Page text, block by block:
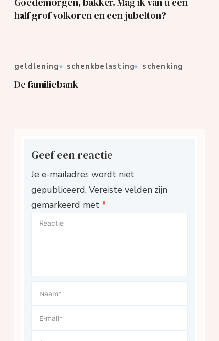
half grof volkoren en een jubelton?
geldlening schenkbelasting schenking
De familiebank
Geef een reactie
Je e-mailadres wordt niet
gepubliceerd. Vereiste velden zijn
gemarkeerd met *